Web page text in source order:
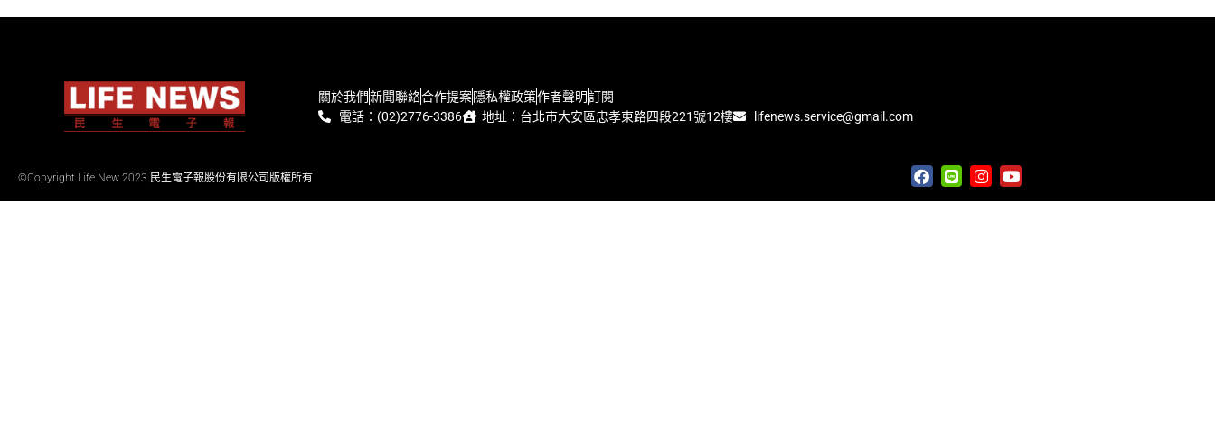
關於我們新聞聯絡合作提案隱私權政策作者聲明訂閱
電話：(02)2776-3386
地址：台北市大安區忠孝東路四段221號12樓 lifenews.service@gmail.com
©Copyright Life New 2023 民生電子報股份有限公司版權所有